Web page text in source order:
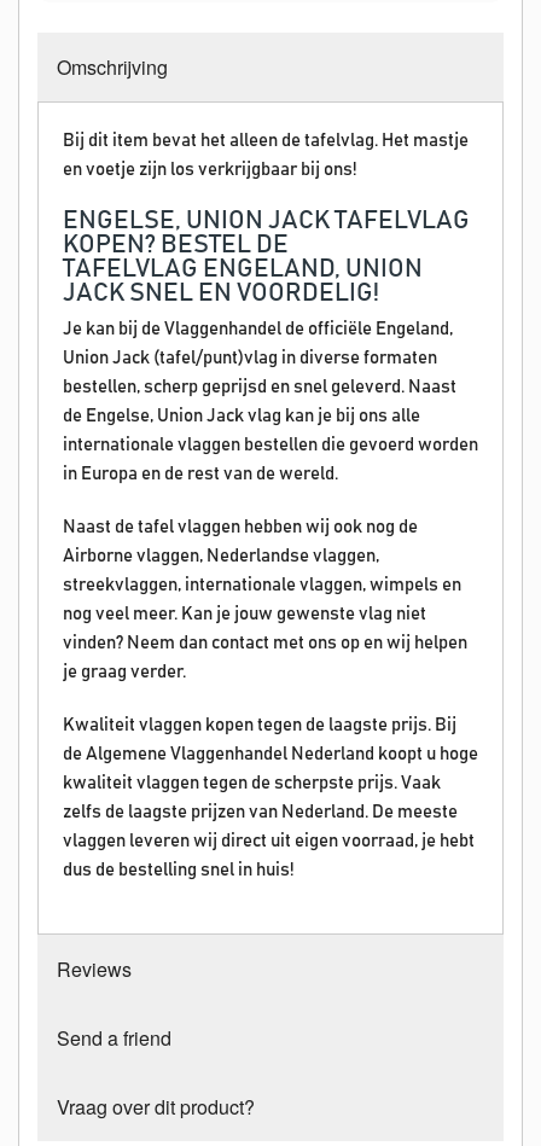
Omschrijving
Bij dit item bevat het alleen de tafelvlag. Het mastje
en voetje zijn los verkrijgbaar bij ons!
ENGELSE, UNION JACK TAFELVLAG
KOPEN? BESTEL DE
TAFELVLAG ENGELAND, UNION
JACK SNEL EN VOORDELIG!
Je kan bij de Vlaggenhandel de officiële Engeland,
Union Jack (tafel/punt)vlag in diverse formaten
bestellen, scherp geprijsd en snel geleverd. Naast
de Engelse, Union Jack vlag kan je bij ons alle
internationale vlaggen bestellen die gevoerd worden
in Europa en de rest van de wereld.
Naast de tafel vlaggen hebben wij ook nog de
Airborne vlaggen, Nederlandse vlaggen,
streekvlaggen, internationale vlaggen, wimpels en
nog veel meer. Kan je jouw gewenste vlag niet
vinden? Neem dan contact met ons op en wij helpen
je graag verder.
Kwaliteit vlaggen kopen tegen de laagste prijs. Bij
de Algemene Vlaggenhandel Nederland koopt u hoge
kwaliteit vlaggen tegen de scherpste prijs. Vaak
zelfs de laagste prijzen van Nederland. De meeste
vlaggen leveren wij direct uit eigen voorraad, je hebt
dus de bestelling snel in huis!
Reviews
Send a friend
Vraag over dit product?